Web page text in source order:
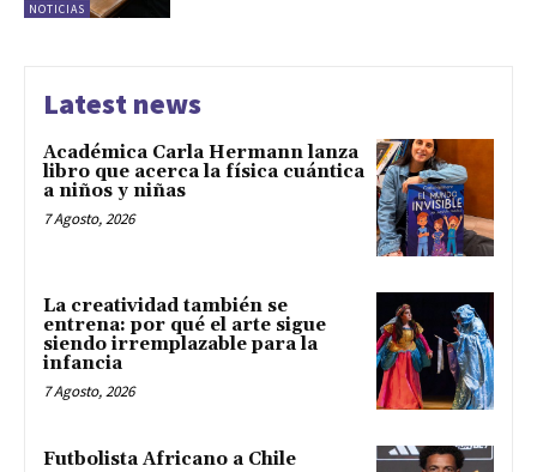
NOTICIAS
Latest news
Académica Carla Hermann lanza
libro que acerca la física cuántica
a niños y niñas
7 Agosto, 2026
La creatividad también se
entrena: por qué el arte sigue
siendo irremplazable para la
infancia
7 Agosto, 2026
Futbolista Africano a Chile